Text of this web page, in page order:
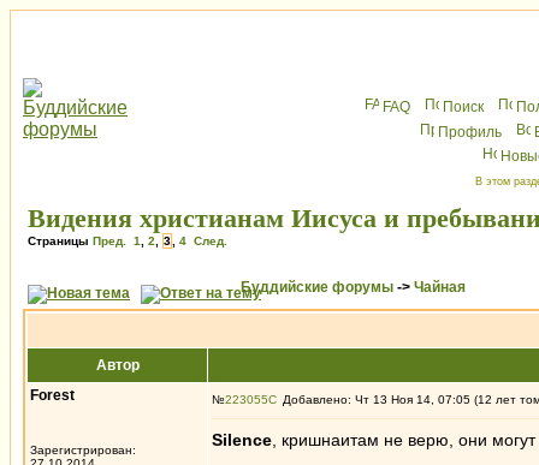
FAQ Поиск
Профиль
В этом
Видения христианам Иисуса и
Страницы Пред. 1 2 3 4 След.
Буддийские форумы -> Чайная
Автор
Forest
Зарегистрирован:
№223055 Добавлено: Чт 13 Ноя 14, 07:05 (12 лет
Silence , кришнаитам не верю, они